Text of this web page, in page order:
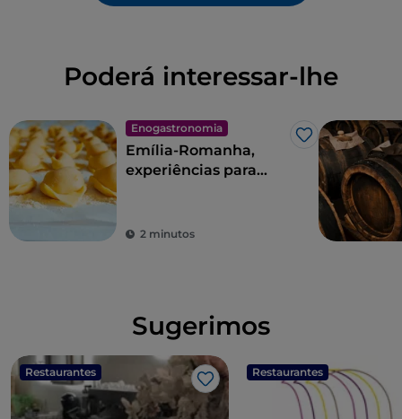
Poderá interessar-lhe
Enogastronomia
Gosto
Emília-Romanha,
experiências para
2 minutos
Sugerimos
Restaurantes
Gosto
Restaurantes